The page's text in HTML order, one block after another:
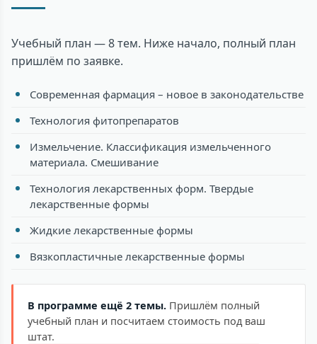
Учебный план — 8 тем. Ниже начало, полный план
пришлём по заявке.
Современная фармация – новое в законодательстве
Технология фитопрепаратов
Измельчение. Классификация измельченного
материала. Смешивание
Технология лекарственных форм. Твердые
лекарственные формы
Жидкие лекарственные формы
Вязкопластичные лекарственные формы
В программе ещё 2 темы. Пришлём полный
учебный план и посчитаем стоимость под ваш
штат.